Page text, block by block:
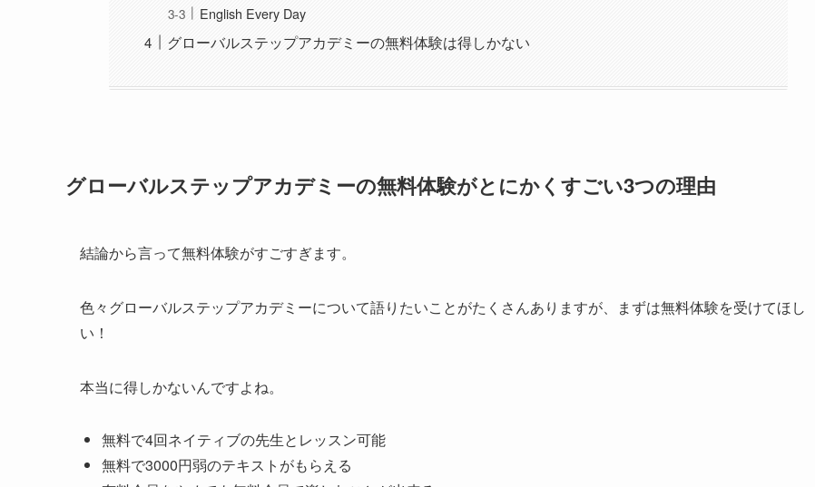
English Every Day
グローバルステップアカデミーの無料体験は得しかない
グローバルステップアカデミーの無料体験がとにかくすごい3つの理由
結論から言って無料体験がすごすぎます。
色々グローバルステップアカデミーについて語りたいことがたくさんありますが、まずは無料体験を受けてほし
い！
本当に得しかないんですよね。
無料で4回ネイティブの先生とレッスン可能
無料で3000円弱のテキストがもらえる